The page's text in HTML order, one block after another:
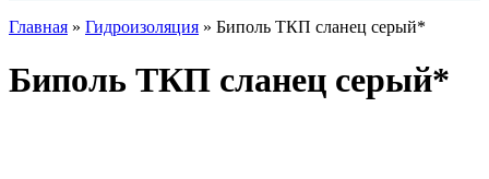
Главная » Гидроизоляция » Биполь ТКП сланец серый*
Биполь ТКП сланец серый*